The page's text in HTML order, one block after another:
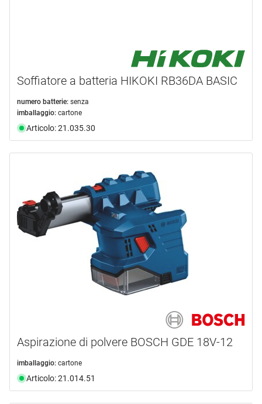
Soffiatore a batteria HIKOKI RB36DA BASIC
numero batterie: senza
imballaggio: cartone
Articolo: 21.035.30
Aspirazione di polvere BOSCH GDE 18V-12
imballaggio: cartone
Articolo: 21.014.51